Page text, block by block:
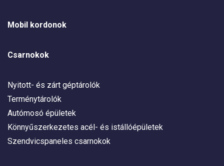
Mobil kordonok
Csarnokok
Nyitott- és zárt géptárolók
Terménytárolók
Autómosó épületek
Könnyűszerkezetes acél- és istállóépületek
Szendvicspaneles csarnokok